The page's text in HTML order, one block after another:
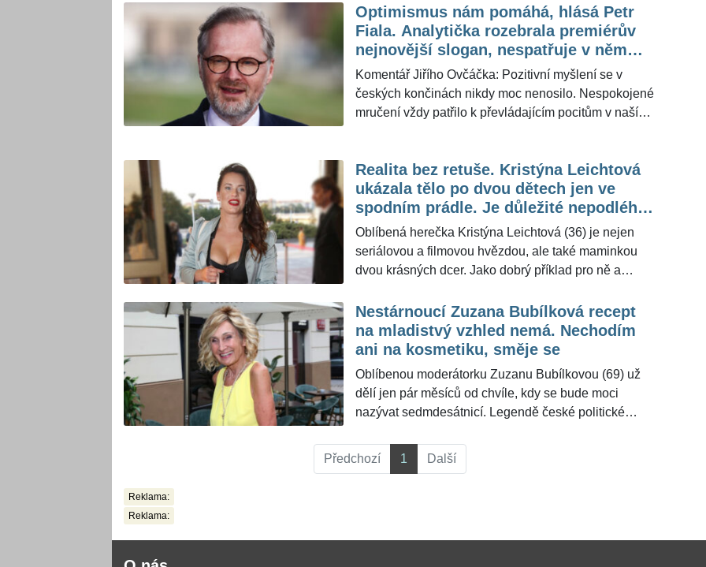
uvedl, že právě optimismus je jednou z hlavních
esencí zdravé ekonomiky. Volání premiéra Petra
Fialy, že optimismus nám pomáhá, tak není jen
Potíž Česka tkví podle ekonoma Martina Zemana v
tom, že lidé mají nebývale pesimistickou náladu.
Optimismus nám pomáhá, hlásá Petr
Fiala. Analytička rozebrala premiérův
nejnovější slogan, nespatřuje v něm
však řešení
Komentář Jiřího Ovčáčka: Pozitivní myšlení se v
českých končinách nikdy moc nenosilo. Nespokojené
mručení vždy patřilo k převládajícím pocitům v naší
Premiér Petr Fiala se rozhodl jít proti tomuto proudu.
V čase, kdy jsme zaplavováni nedobrými zprávami,
burcuje společnost k optimistickému smýšlení jako
významnému pomocníkovi na cestě vzhůru. Mediální
analytička Irena Ryšánková pro ŽivotvČesku.cz
upozornila na úskalí optimismu. Nezmění realitu, na
Realita bez retuše. Kristýna Leichtová
ukázala tělo po dvou dětech jen ve
spodním prádle. Je důležité nepodléhat
tlaku okolí, říká o sebelásce
Oblíbená herečka Kristýna Leichtová (36) je nejen
seriálovou a filmovou hvězdou, ale také maminkou
dvou krásných dcer. Jako dobrý příklad pro ně a
odhodlala ukázat svou postavu bez jakýchkoliv
příkras a poukázat na to, že nedokonalosti jsou svým
způsobem dokonalé. "Je úplně normální být
Nestárnoucí Zuzana Bubílková recept
na mladistvý vzhled nemá. Nechodím
ani na kosmetiku, směje se
Oblíbenou moderátorku Zuzanu Bubílkovou (69) už
dělí jen pár měsíců od chvíle, kdy se bude moci
nazývat sedmdesátnicí. Legendě české politické
má naprosté minimum a pyšní se postavičkou jako ze
Předchozí 1 Další
Reklama:
Reklama: